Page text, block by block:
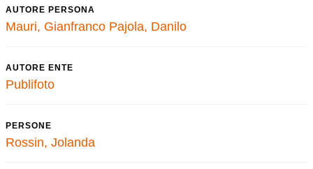
AUTORE PERSONA
Mauri, Gianfranco Pajola, Danilo
AUTORE ENTE
Publifoto
PERSONE
Rossin, Jolanda